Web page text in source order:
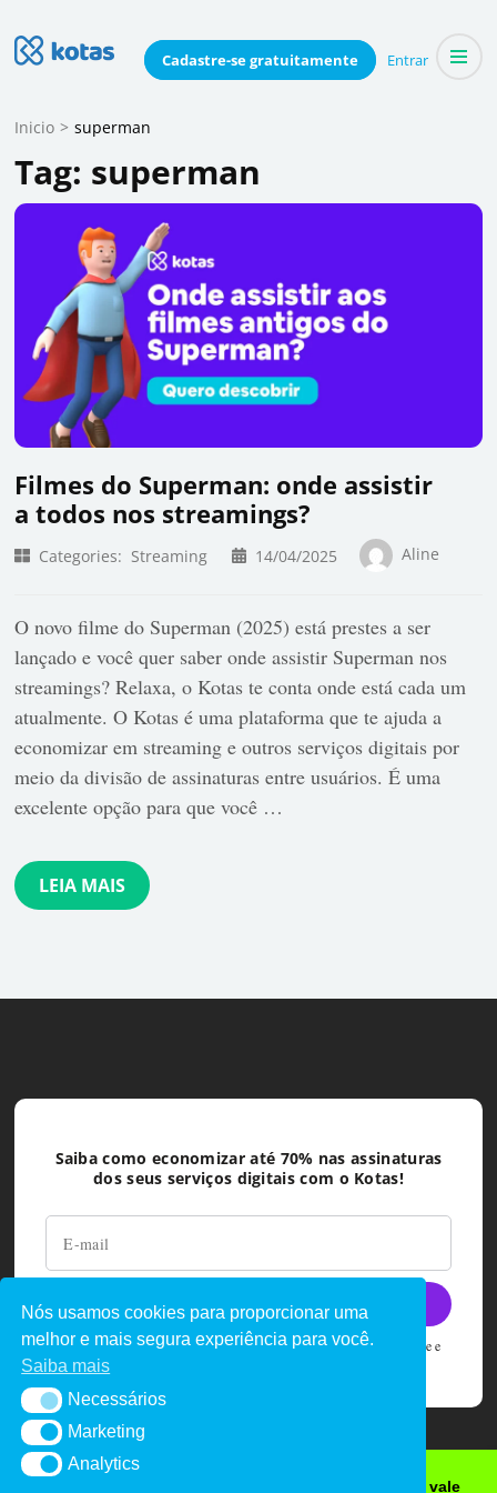
Quer cupons de desconto, promoções e sorteio de vale
Cadastre-segratuitamente Entrar
to
(Press
Blog do Kotas
Dicas e conteúdo relevante para economizar coletivamente
Inicio > superman
Tag: superman
Filmes do Superman: onde assistir
a todos nos streamings?
Categories: Streaming 14/04/2025 Aline
O novo filme do Superman (2025) está prestes a ser
lançado e você quer saber onde assistir Superman nos
streamings? Relaxa, o Kotas te conta onde está cada um
atualmente. O Kotas é uma plataforma que te ajuda a
economizar em streaming e outros serviços digitais por
meio da divisão de assinaturas entre usuários. É uma
excelente opção para que você …
LEIA MAIS
Saiba como economizar até 70% nas assinaturas
dos seus serviços digitais com o Kotas!
Ao deixar seu e-mail você concorda com as políticas de privacidade e
Nós usamos cookies para proporcionar uma
melhor e mais segura experiência para você.
Saiba mais
NecessáriosNecessários
MarketingMarketing
AnalyticsAnalytics